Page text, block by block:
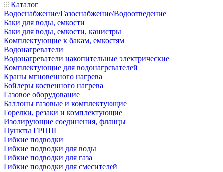
Каталог
Водоснабжение/Газоснабжение/Водоотведение
Баки для воды, емкости
Баки для воды, емкости, канистры
Комплектующие к бакам, емкостям
Водонагреватели
Водонагреватели накопительные электрические
Комплектующие для водонагревателей
Краны мгновенного нагрева
Бойлеры косвенного нагрева
Газовое оборудование
Баллоны газовые и комплектующие
Горелки, резаки и комплектующие
Изолирующие соединения, фланцы
Пункты ГРПШ
Гибкие подводки
Гибкие подводки для воды
Гибкие подводки для газа
Гибкие подводки для смесителей